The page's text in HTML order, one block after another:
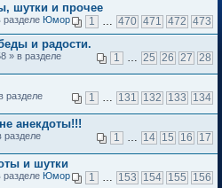
шутки и прочее
1 … 470 471 472 473
разделе Юмор
и радости.
1 … 25 26 27 28
» в разделе
1 … 131 132 133 134
разделе
анекдоты!!!
1 … 14 15 16 17
разделе
и шутки
1 … 153 154 155 156
разделе Юмор